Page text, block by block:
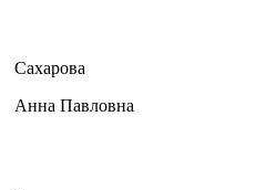
Сахарова
Анна Павловна